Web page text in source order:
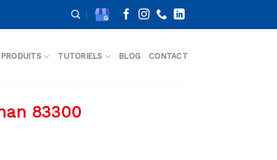
PRODUITS TUTORIELS BLOG CONTACT
83300